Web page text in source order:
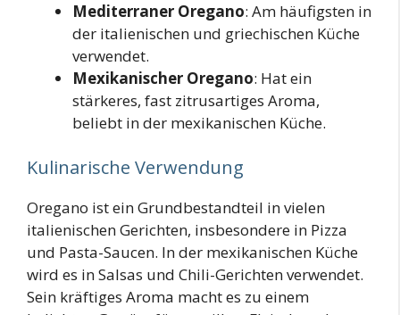
Mediterraner Oregano: Am häufigsten in
der italienischen und griechischen Küche
verwendet.
Mexikanischer Oregano: Hat ein
stärkeres, fast zitrusartiges Aroma,
beliebt in der mexikanischen Küche.
Kulinarische Verwendung
Oregano ist ein Grundbestandteil in vielen
italienischen Gerichten, insbesondere in Pizza
und Pasta-Saucen. In der mexikanischen Küche
wird es in Salsas und Chili-Gerichten verwendet.
Sein kräftiges Aroma macht es zu einem